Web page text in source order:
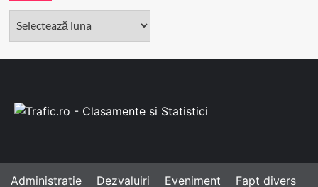
Administratie Dezvaluiri Eveniment Fapt divers